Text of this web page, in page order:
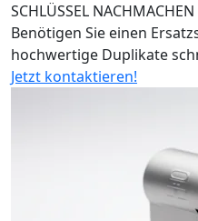
SCHLÜSSEL NACHMACHEN
Benötigen Sie einen
hochwertige Duplikate
Jetzt kontaktieren!